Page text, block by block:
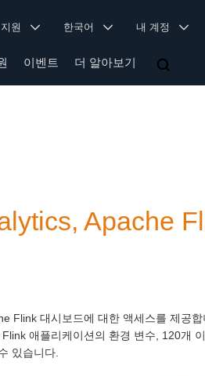
지원 한국어 내 계정
이벤트 더 알아보기
Apache
Flink 대시보드에 대한 액세스를 제공
애플리케이션의 환경 변수, 120개
있습니다.